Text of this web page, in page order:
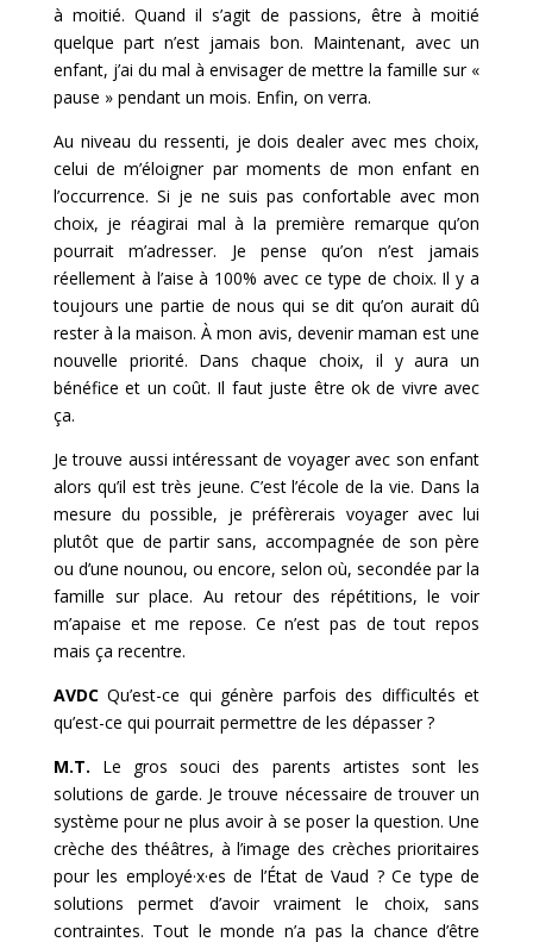
à moitié. Quand il s’agit de passions, être à moitié
quelque part n’est jamais bon. Maintenant, avec un
enfant, j’ai du mal à envisager de mettre la famille sur «
pause » pendant un mois. Enfin, on verra.
Au niveau du ressenti, je dois dealer avec mes choix,
celui de m’éloigner par moments de mon enfant en
l’occurrence. Si je ne suis pas confortable avec mon
choix, je réagirai mal à la première remarque qu’on
pourrait m’adresser. Je pense qu’on n’est jamais
réellement à l’aise à 100% avec ce type de choix. Il y a
toujours une partie de nous qui se dit qu’on aurait dû
rester à la maison. À mon avis, devenir maman est une
nouvelle priorité. Dans chaque choix, il y aura un
bénéfice et un coût. Il faut juste être ok de vivre avec
ça.
Je trouve aussi intéressant de voyager avec son enfant
alors qu’il est très jeune. C’est l’école de la vie. Dans la
mesure du possible, je préfèrerais voyager avec lui
plutôt que de partir sans, accompagnée de son père
ou d’une nounou, ou encore, selon où, secondée par la
famille sur place. Au retour des répétitions, le voir
m’apaise et me repose. Ce n’est pas de tout repos
mais ça recentre.
AVDCQu’est-ce qui génère parfois des difficultés et
qu’est-ce qui pourrait permettre de les dépasser ?
M.T. Le gros souci des parents artistes sont les
solutions de garde. Je trouve nécessaire de trouver un
système pour ne plus avoir à se poser la question. Une
crèche des théâtres, à l’image des crèches prioritaires
pour les employé·x·es de l’État de Vaud ? Ce type de
solutions permet d’avoir vraiment le choix, sans
contraintes. Tout le monde n’a pas la chance d’être